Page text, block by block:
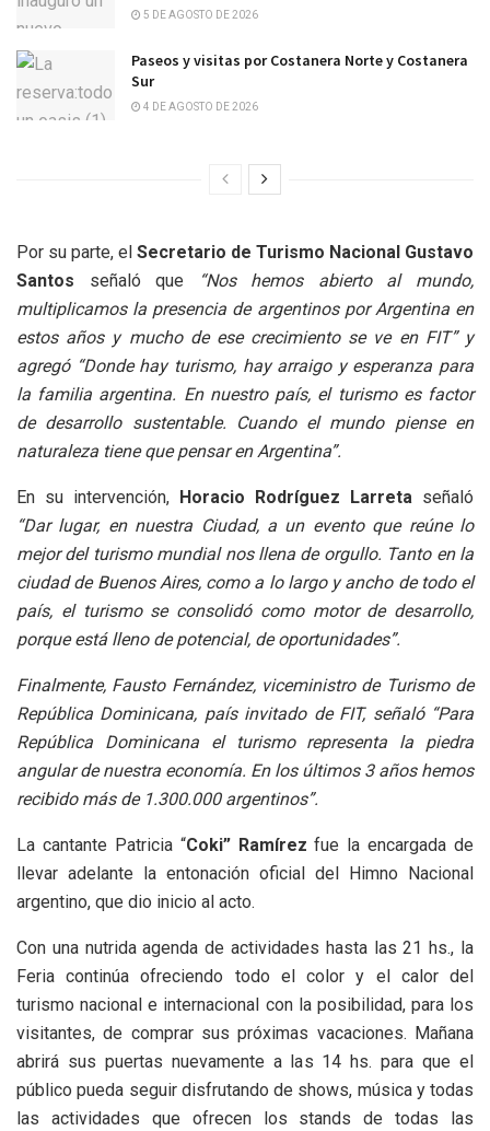
5 DE AGOSTO DE 2026
Paseos y visitas por Costanera Norte y Costanera
Sur
4 DE AGOSTO DE 2026
Por su parte, el Secretario de Turismo Nacional Gustavo
Santos señaló que
“Nos hemos abierto al mundo,
multiplicamos la presencia de argentinos por Argentina en
estos años y mucho de ese crecimiento se ve en FIT” y
agregó “Donde hay turismo, hay arraigo y esperanza para
la familia argentina. En nuestro país, el turismo es factor
de desarrollo sustentable. Cuando el mundo piense en
naturaleza tiene que pensar en Argentina”.
En su intervención, Horacio Rodríguez Larreta señaló
“Dar lugar, en nuestra Ciudad, a un evento que reúne lo
mejor del turismo mundial nos llena de orgullo. Tanto en la
ciudad de Buenos Aires, como a lo largo y ancho de todo el
país, el turismo se consolidó como motor de desarrollo,
porque está lleno de potencial, de oportunidades”.
Finalmente, Fausto Fernández, viceministro de Turismo de
República Dominicana, país invitado de FIT, señaló “Para
República Dominicana el turismo representa la piedra
angular de nuestra economía. En los últimos 3 años hemos
recibido más de 1.300.000 argentinos”.
La cantante Patricia “Coki” Ramírez fue la encargada de
llevar adelante la entonación oficial del Himno Nacional
argentino, que dio inicio al acto.
Con una nutrida agenda de actividades hasta las 21 hs., la
Feria continúa ofreciendo todo el color y el calor del
turismo nacional e internacional con la posibilidad, para los
visitantes, de comprar sus próximas vacaciones. Mañana
abrirá sus puertas nuevamente a las 14 hs. para que el
público pueda seguir disfrutando de shows, música y todas
las actividades que ofrecen los stands de todas las